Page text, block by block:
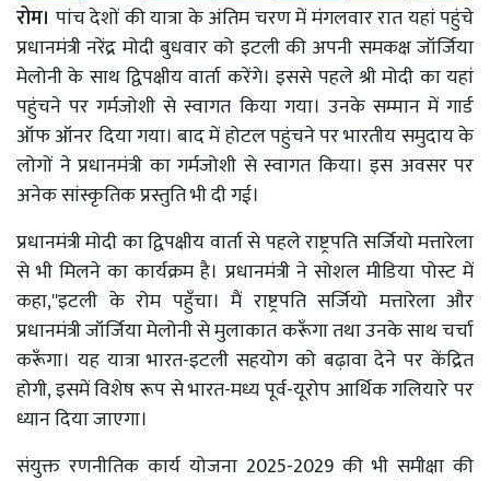
रोम। पांच देशों की यात्रा के अंतिम चरण में मंगलवार रात यहां पहुंचे
प्रधानमंत्री नरेंद्र मोदी बुधवार को इटली की अपनी समकक्ष जॉर्जिया
मेलोनी के साथ द्विपक्षीय वार्ता करेंगे। इससे पहले श्री मोदी का यहां
पहुंचने पर गर्मजोशी से स्वागत किया गया। उनके सम्मान में गार्ड
ऑफ ऑनर दिया गया। बाद में होटल पहुंचने पर भारतीय समुदाय के
लोगों ने प्रधानमंत्री का गर्मजोशी से स्वागत किया। इस अवसर पर
अनेक सांस्कृतिक प्रस्तुति भी दी गई।
प्रधानमंत्री मोदी का द्विपक्षीय वार्ता से पहले राष्ट्रपति सर्जियो मत्तारेला
से भी मिलने का कार्यक्रम है। प्रधानमंत्री ने सोशल मीडिया पोस्ट में
कहा,''इटली के रोम पहुँचा। मैं राष्ट्रपति सर्जियो मत्तारेला और
प्रधानमंत्री जॉर्जिया मेलोनी से मुलाकात करूँगा तथा उनके साथ चर्चा
करूँगा। यह यात्रा भारत-इटली सहयोग को बढ़ावा देने पर केंद्रित
होगी, इसमें विशेष रूप से भारत-मध्य पूर्व-यूरोप आर्थिक गलियारे पर
ध्यान दिया जाएगा।
संयुक्त रणनीतिक कार्य योजना 2025-2029 की भी समीक्षा की